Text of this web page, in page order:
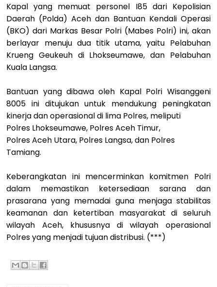
Kapal yang memuat personel I85 dari Kepolisian
Daerah (Polda) Aceh dan Bantuan Kendali Operasi
(BKO) dari Markas Besar Polri (Mabes Polri) ini, akan
berlayar menuju dua titik utama, yaitu Pelabuhan
Krueng Geukeuh di Lhokseumawe, dan Pelabuhan
Kuala Langsa.
Bantuan yang dibawa oleh Kapal Polri Wisanggeni
8005 ini ditujukan untuk mendukung peningkatan
kinerja dan operasional di lima Polres, meliputi
Polres Lhokseumawe, Polres Aceh Timur,
Polres Aceh Utara, Polres Langsa, dan Polres
Tamiang.
Keberangkatan ini mencerminkan komitmen Polri
dalam memastikan ketersediaan sarana dan
prasarana yang memadai guna menjaga stabilitas
keamanan dan ketertiban masyarakat di seluruh
wilayah Aceh, khususnya di wilayah operasional
Polres yang menjadi tujuan distribusi. (***)